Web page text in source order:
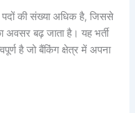
की संख्या अधिक है, जिससे
अवसर बढ़ जाता है। यह भर्ती
है जो बैंकिंग क्षेत्र में अपना